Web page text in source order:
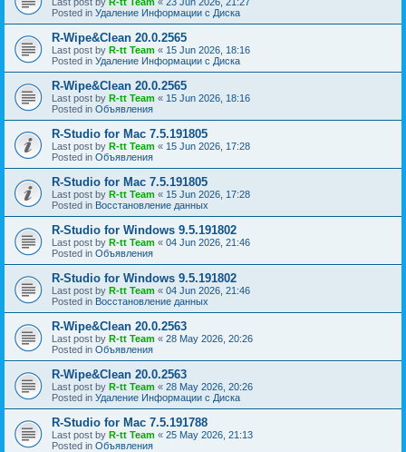
Posted in Удаление Информации с Диска
R-Wipe&Clean 20.0.2565
Last post by R-tt Team « 15 Jun 2026, 18:16
Posted in Удаление Информации с Диска
R-Wipe&Clean 20.0.2565
Last post by R-tt Team « 15 Jun 2026, 18:16
Posted in Объявления
R-Studio for Mac 7.5.191805
Last post by R-tt Team « 15 Jun 2026, 17:28
Posted in Объявления
R-Studio for Mac 7.5.191805
Last post by R-tt Team « 15 Jun 2026, 17:28
Posted in Восстановление данных
R-Studio for Windows 9.5.191802
Last post by R-tt Team « 04 Jun 2026, 21:46
Posted in Объявления
R-Studio for Windows 9.5.191802
Last post by R-tt Team « 04 Jun 2026, 21:46
Posted in Восстановление данных
R-Wipe&Clean 20.0.2563
Last post by R-tt Team « 28 May 2026, 20:26
Posted in Объявления
R-Wipe&Clean 20.0.2563
Last post by R-tt Team « 28 May 2026, 20:26
Posted in Удаление Информации с Диска
R-Studio for Mac 7.5.191788
Last post by R-tt Team « 25 May 2026, 21:13
Posted in Объявления